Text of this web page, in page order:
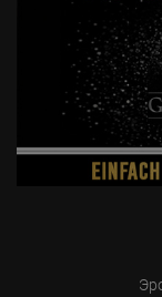
https://hofer19.de/
Подробнее:
Подробнее:
Пожалуйста,
номером телефона
английский/